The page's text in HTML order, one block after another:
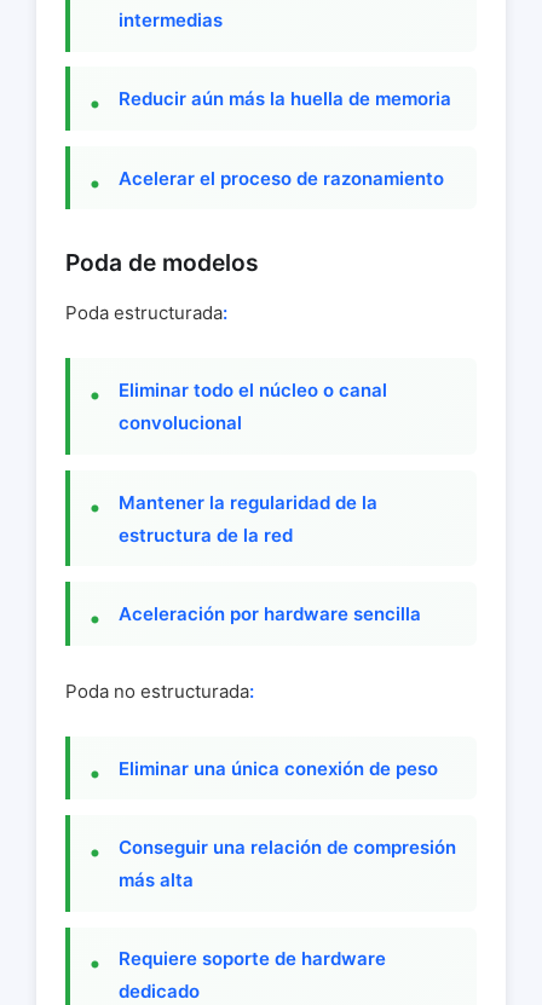
intermedias
Reducir aún más la huella de memoria
Acelerar el proceso de razonamiento
Poda de modelos
Poda estructurada:
Eliminar todo el núcleo o canal
convolucional
Mantener la regularidad de la
estructura de la red
Aceleración por hardware sencilla
Poda no estructurada:
Eliminar una única conexión de peso
Conseguir una relación de compresión
más alta
Requiere soporte de hardware
dedicado